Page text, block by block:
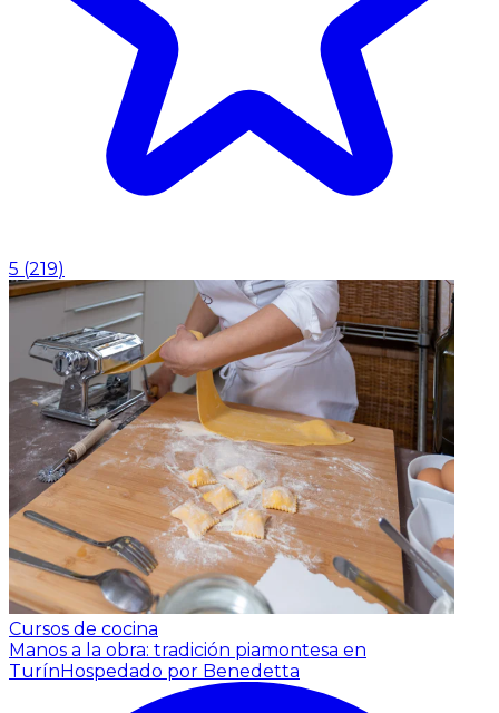
5 (219)
Cursos de cocina
Manos a la obra: tradición piamontesa en
TurínHospedado por Benedetta